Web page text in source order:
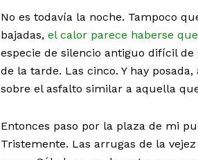
No es todavía la noche. Tampoco
bajadas, el calor parece haberse
especie de silencio antiguo difícil
de la tarde. Las cinco. Y hay
sobre el asfalto similar a aquella
Entonces paso por la plaza de mi
Tristemente. Las arrugas de la